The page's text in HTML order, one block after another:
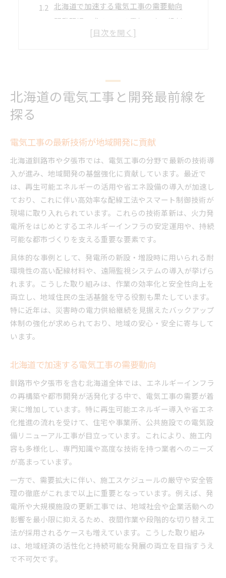
北海道で加速する電気工事の需要動向
開発現場で求められる電気工事の役割
電気工事が支える北海道のインフラ整備
電気工事現場から見る最新の動きと課題
釧路市夕張市で注目の電気工事事例紹介
新規開発における電気工事の重要ポイント
電気工事で実現する地域活性化の鍵とは
電気工事が地域経済に与える影響と展望
地域発展を支える電気工事の実践例
電気工事で進む持続可能なまちづくり
地元雇用創出に貢献する電気工事の力
電気工事と他産業との連携が生む効果
開発計画における電気工事の重要性とは
電気工事の技術革新が開発事業を変える
持続可能な開発に必要な電気工事の視点
電気工事業者が担うプロジェクト推進力
新時代の開発現場で進化する電気工事
持続可能性を意識した電気工事の選択肢
まちづくりに貢献する電気工事の工夫
環境対応型電気工事の推進と課題
地域資源を活かす電気工事の新提案
専門家視点で見る電気工事の最新動向
電気工事の専門家が語る業界トレンド
新技術導入が進む電気工事の今後
安全管理を徹底した電気工事の現場
電気工事業界の課題と将来の展望
専門家が注目する電気工事の実例紹介
北海道の電気工事と開発最前線を
探る
電気工事の最新技術が地域開発に貢献
北海道釧路市や夕張市では、電気工事の分野で最新の技術導
入が進み、地域開発の基盤強化に貢献しています。最近で
は、再生可能エネルギーの活用や省エネ設備の導入が加速し
ており、これに伴い高効率な配線工法やスマート制御技術が
現場に取り入れられています。これらの技術革新は、火力発
電所をはじめとするエネルギーインフラの安定運用や、持続
可能な都市づくりを支える重要な要素です。
具体的な事例として、発電所の新設・増設時に用いられる耐
環境性の高い配線材料や、遠隔監視システムの導入が挙げら
れます。こうした取り組みは、作業の効率化と安全性向上を
両立し、地域住民の生活基盤を守る役割も果たしています。
特に近年は、災害時の電力供給継続を見据えたバックアップ
体制の強化が求められており、地域の安心・安全に寄与して
います。
北海道で加速する電気工事の需要動向
釧路市や夕張市を含む北海道全体では、エネルギーインフラ
の再構築や都市開発が活発化する中で、電気工事の需要が着
実に増加しています。特に再生可能エネルギー導入や省エネ
化推進の流れを受けて、住宅や事業所、公共施設での電気設
備リニューアル工事が目立っています。これにより、施工内
容も多様化し、専門知識や高度な技術を持つ業者へのニーズ
が高まっています。
一方で、需要拡大に伴い、施工スケジュールの厳守や安全管
理の徹底がこれまで以上に重要となっています。例えば、発
電所や大規模施設の更新工事では、地域社会や企業活動への
影響を最小限に抑えるため、夜間作業や段階的な切り替え工
法が採用されるケースも増えています。こうした取り組み
は、地域経済の活性化と持続可能な発展の両立を目指すうえ
で不可欠です。